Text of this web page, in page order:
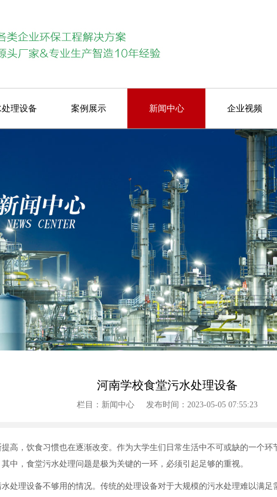
理设备 案例展示 新闻中心 企业视频
河南学校食堂污水处理设备
栏目：新闻中心 发布时间：2023-05-05 07:55:23
高，饮食习惯也在逐渐改变。作为大学生们日常生活中不可或缺的一个
中，食堂污水处理问题是极为关键的一环，必须引起足够的重视。
处理设备不够用的情况。传统的处理设备对于大规模的污水处理难以满